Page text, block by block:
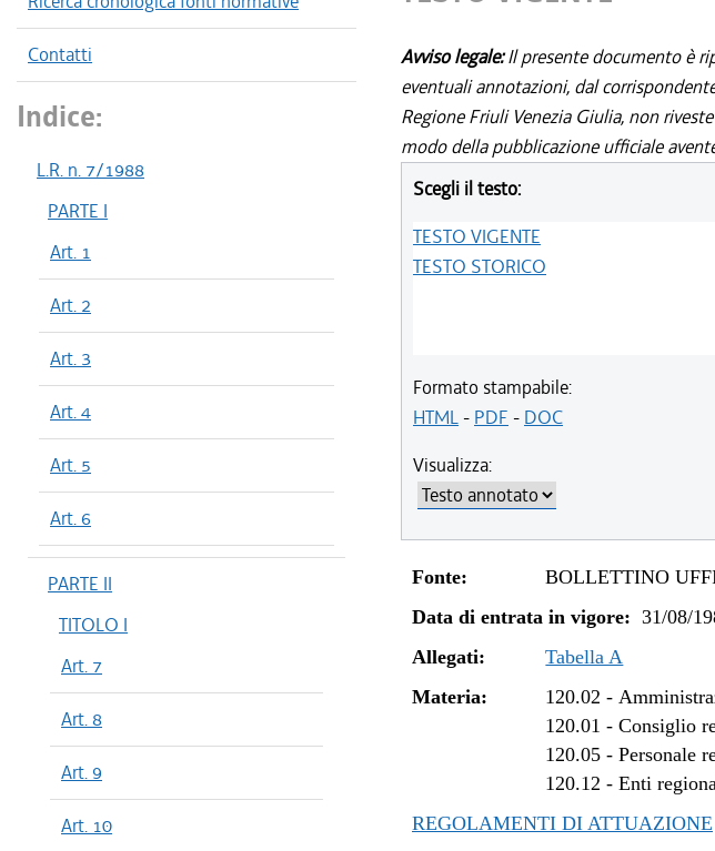
Contatti
Indice:
L.R. n. 7/1988
PARTE I
Art. 1
Art. 2
Art. 3
Art. 4
Art. 5
Art. 6
PARTE II
TITOLO I
Art. 7
Art. 8
Art. 9
Art. 10
Avviso legale:Il presente documento è
eventuali annotazioni, dal
Regione Friuli Venezia Giulia, non
modo della pubblicazione ufficiale
Scegli il testo:
TESTO VIGENTE
TESTO STORICO
Formato stampabile:
HTML- PDF - DOC
Visualizza:
Fonte:
BOLLETTINO
Data di entrata in vigore: 31/08/
Allegati:
Tabella A
Materia:
120.02 -
120.01 -Consiglio
120.05 -Personale
120.12 -Enti
REGOLAMENTI DI ATTUAZIONE